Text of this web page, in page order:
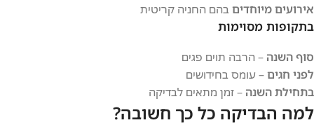
אירועים מיוחדיםבהם החניה קריטית
בתקופות מסוימות
סוף השנה – הרבה תוים פגים
לפני חגים– עומס בחידושים
בתחילת השנה – זמן מתאים לבדיקה
למה הבדיקה כל כך חשובה?